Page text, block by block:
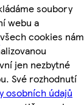
soubory
webu a
cookies nám
jen nezbytné
Své rozhodnutí
osobních údajů